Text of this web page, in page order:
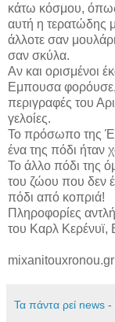
κάτω κόσμου,
αυτή η τερατώδης
άλλοτε σαν
σαν σκύλα.
Αν και ορισμένοι
Εμπουσα φορόυσε,
περιγραφές του
γελοίες.
Το πρόσωπο της
ένα της πόδι ήταν
Το άλλο πόδι της
του ζώου που δεν
πόδι από κοπριά!
Πληροφορίες
του Καρλ Κερένυϊ,
mixanitouxronou.gr
Τα πάντα ρεί news -